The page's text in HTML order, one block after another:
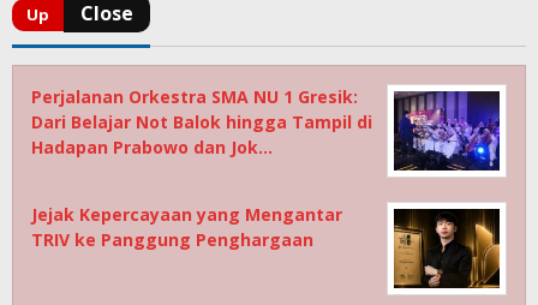
Perjalanan Orkestra SMA NU 1 Gresik:
Dari Belajar Not Balok hingga Tampil di
Hadapan Prabowo dan Jok…
Jejak Kepercayaan yang Mengantar
TRIV ke Panggung Penghargaan